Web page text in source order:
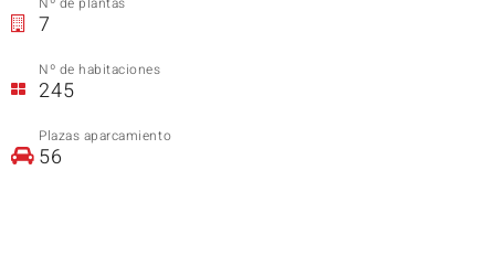
7
Nº de habitaciones
245
Plazas aparcamiento
56